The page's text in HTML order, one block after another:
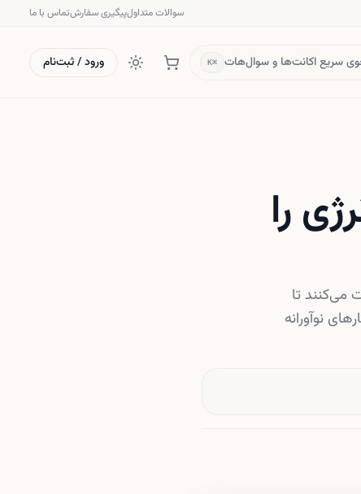
سوالات متداولپیگیری سفارشتماس با ما
سریع اکانت‌ها و سوال‌هات ⌘K ورود / ثبت‌نام
را
می‌کنند تا
نوآورانه